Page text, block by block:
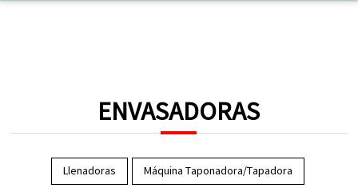
ENVASADORAS
Llenadoras Máquina Taponadora/Tapadora